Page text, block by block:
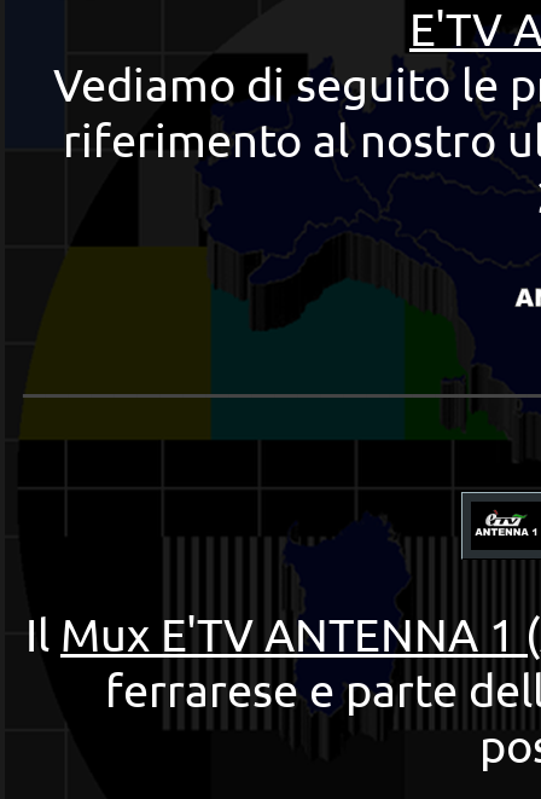
E'TV
Vediamo di seguito le
riferimento al nostro
Il Mux E'TV ANTENNA 1
ferrarese e parte